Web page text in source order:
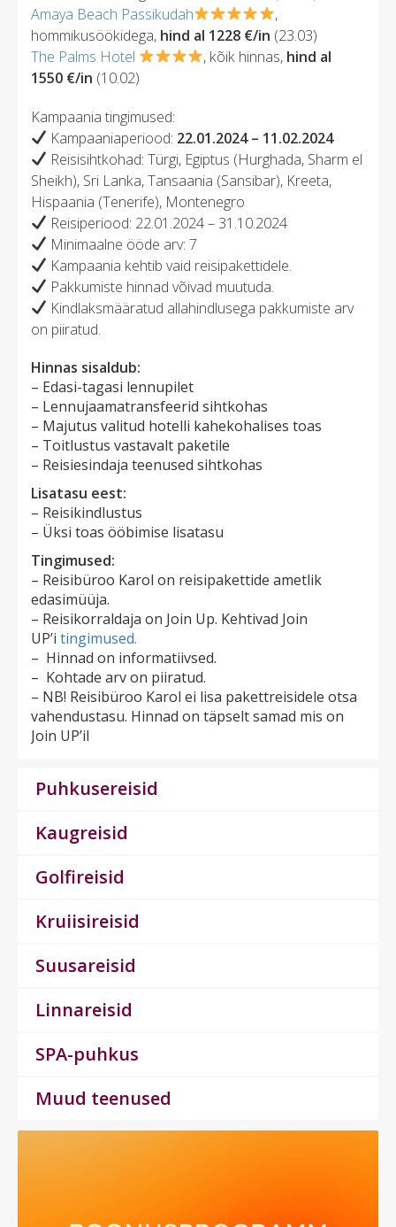
Amaya Beach Passikudah
,
hommikusöökidega, hind al 1228 €/in (23.03)
The Palms Hotel
, kõik hinnas, hind al
1550 €/in (10.02)
Kampaania tingimused:
Kampaaniaperiood: 22.01.2024 – 11.02.2024
Reisisihtkohad: Türgi, Egiptus (Hurghada, Sharm el
Sheikh), Sri Lanka, Tansaania (Sansibar), Kreeta,
Hispaania (Tenerife), Montenegro
Reisiperiood: 22.01.2024 – 31.10.2024
Minimaalne ööde arv: 7
Kampaania kehtib vaid reisipakettidele.
Pakkumiste hinnad võivad muutuda.
Kindlaksmääratud allahindlusega pakkumiste arv
on piiratud.
Hinnas sisaldub:
– Edasi-tagasi lennupilet
– Lennujaamatransfeerid sihtkohas
– Majutus valitud hotelli kahekohalises toas
– Toitlustus vastavalt paketile ​
– Reisiesindaja teenused sihtkohas
Lisatasu eest:
– Reisikindlustus
– Üksi toas ööbimise lisatasu
Tingimused:
– Reisibüroo Karol on reisipakettide ametlik
edasimüüja.
– Reisikorraldaja on Join Up. Kehtivad Join
UP’i tingimused.
– Hinnad on informatiivsed.
– Kohtade arv on piiratud.
– NB! Reisibüroo Karol ei lisa pakettreisidele otsa
vahendustasu. Hinnad on täpselt samad mis on
Join UP’il
Puhkusereisid
Kaugreisid
Golfireisid
Kruiisireisid
Suusareisid
Linnareisid
SPA-puhkus
Muud teenused